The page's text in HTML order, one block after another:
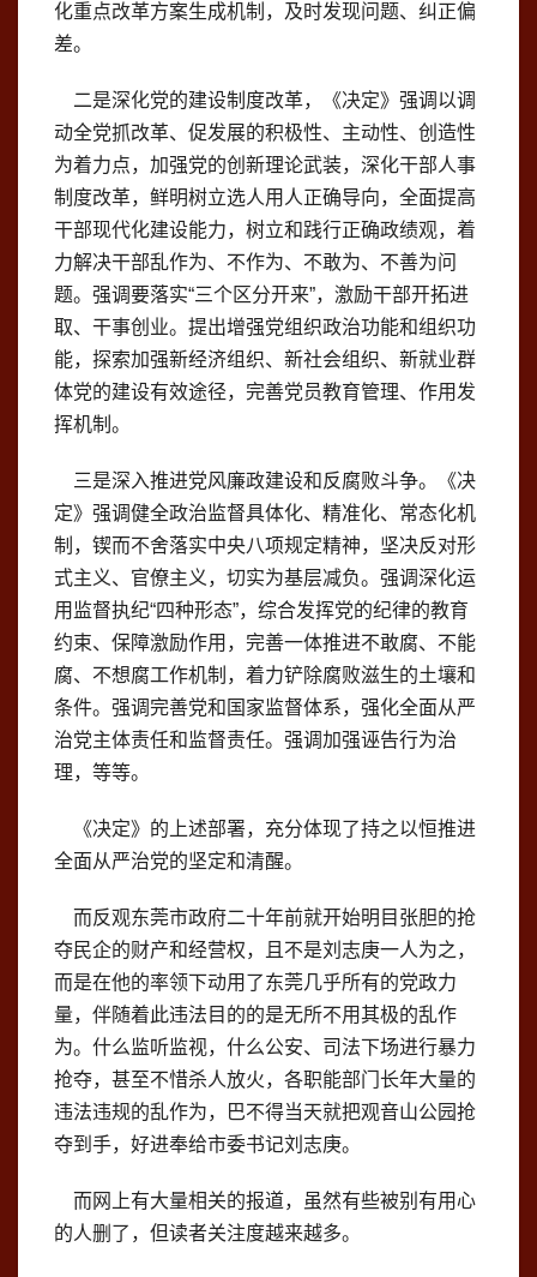
化重点改革方案生成机制，及时发现问题、纠正偏
差。
二是深化党的建设制度改革，《决定》强调以调
动全党抓改革、促发展的积极性、主动性、创造性
为着力点，加强党的创新理论武装，深化干部人事
制度改革，鲜明树立选人用人正确导向，全面提高
干部现代化建设能力，树立和践行正确政绩观，着
力解决干部乱作为、不作为、不敢为、不善为问
题。强调要落实“三个区分开来”，激励干部开拓进
取、干事创业。提出增强党组织政治功能和组织功
能，探索加强新经济组织、新社会组织、新就业群
体党的建设有效途径，完善党员教育管理、作用发
挥机制。
三是深入推进党风廉政建设和反腐败斗争。《决
定》强调健全政治监督具体化、精准化、常态化机
制，锲而不舍落实中央八项规定精神，坚决反对形
式主义、官僚主义，切实为基层减负。强调深化运
用监督执纪“四种形态”，综合发挥党的纪律的教育
约束、保障激励作用，完善一体推进不敢腐、不能
腐、不想腐工作机制，着力铲除腐败滋生的土壤和
条件。强调完善党和国家监督体系，强化全面从严
治党主体责任和监督责任。强调加强诬告行为治
理，等等。
《决定》的上述部署，充分体现了持之以恒推进
全面从严治党的坚定和清醒。
而反观东莞市政府二十年前就开始明目张胆的抢
夺民企的财产和经营权，且不是刘志庚一人为之，
而是在他的率领下动用了东莞几乎所有的党政力
量，伴随着此违法目的的是无所不用其极的乱作
为。什么监听监视，什么公安、司法下场进行暴力
抢夺，甚至不惜杀人放火，各职能部门长年大量的
违法违规的乱作为，巴不得当天就把观音山公园抢
夺到手，好进奉给市委书记刘志庚。
而网上有大量相关的报道，虽然有些被别有用心
的人删了，但读者关注度越来越多。